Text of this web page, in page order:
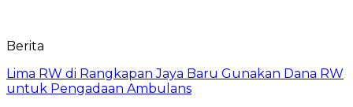
Berita
Lima RW di Rangkapan Jaya Baru Gunakan Dana RW
untuk Pengadaan Ambulans